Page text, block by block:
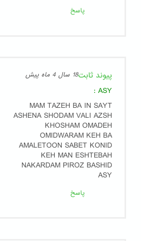
پاسخ
پیوند ثابت18 سال 4 ماه پیش
ASY
:
MAM TAZEH BA IN SAYT
ASHENA SHODAM VALI AZSH
KHOSHAM OMADEH
OMIDWARAM KEH BA
AMALETOON SABET KONID
KEH MAN ESHTEBAH
NAKARDAM PIROZ BASHID
ASY
پاسخ